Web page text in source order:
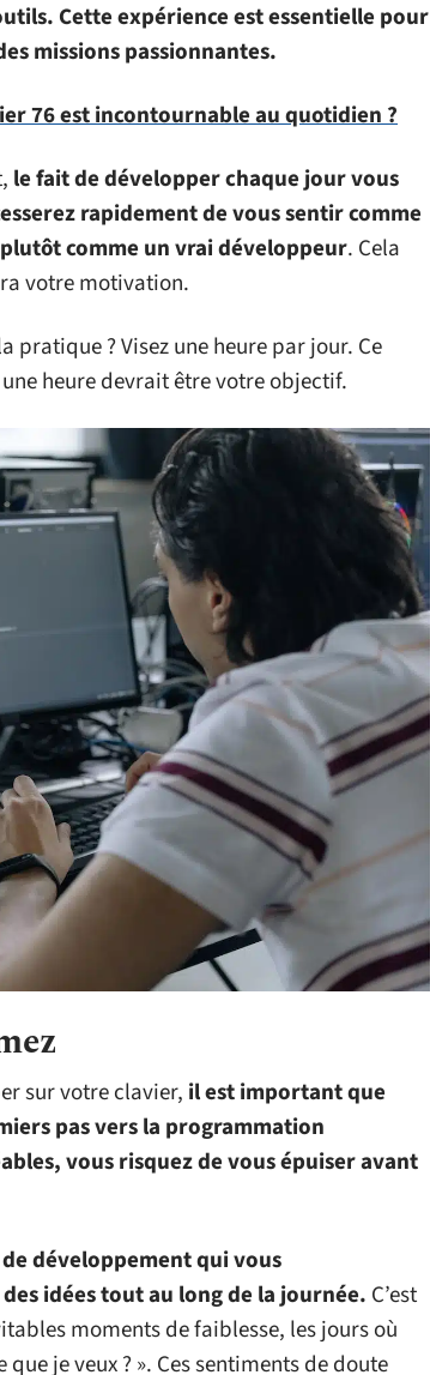
Cette expérience est essentielle pour
missions passionnantes.
76 est incontournable au quotidien ?
le fait de développer chaque jour vous
rapidement de vous sentir comme
comme un vrai développeur. Cela
votre motivation.
pratique ? Visez une heure par jour. Ce
heure devrait être votre objectif.
sur votre clavier, il est important que
pas vers la programmation
vous risquez de vous épuiser avant
développement qui vous
idées tout au long de la journée. C’est
moments de faiblesse, les jours où
je veux ? ». Ces sentiments de doute